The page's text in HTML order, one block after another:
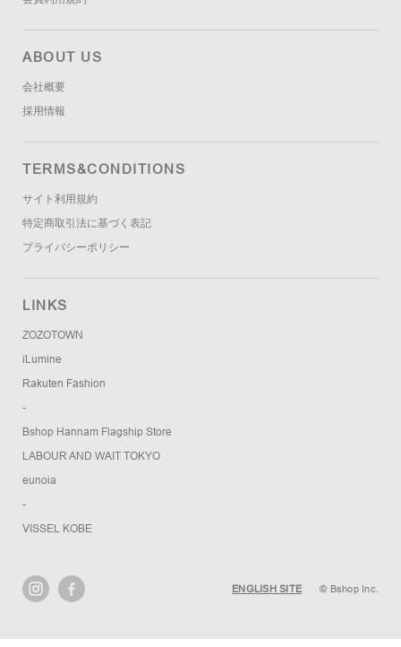
ABOUT US
会社概要
採用情報
TERMS&CONDITIONS
サイト利用規約
特定商取引法に基づく表記
プライバシーポリシー
LINKS
ZOZOTOWN
iLumine
Rakuten Fashion
-
Bshop Hannam Flagship Store
LABOUR AND WAIT TOKYO
eunoia
-
VISSEL KOBE
ENGLISH SITE © Bshop Inc.